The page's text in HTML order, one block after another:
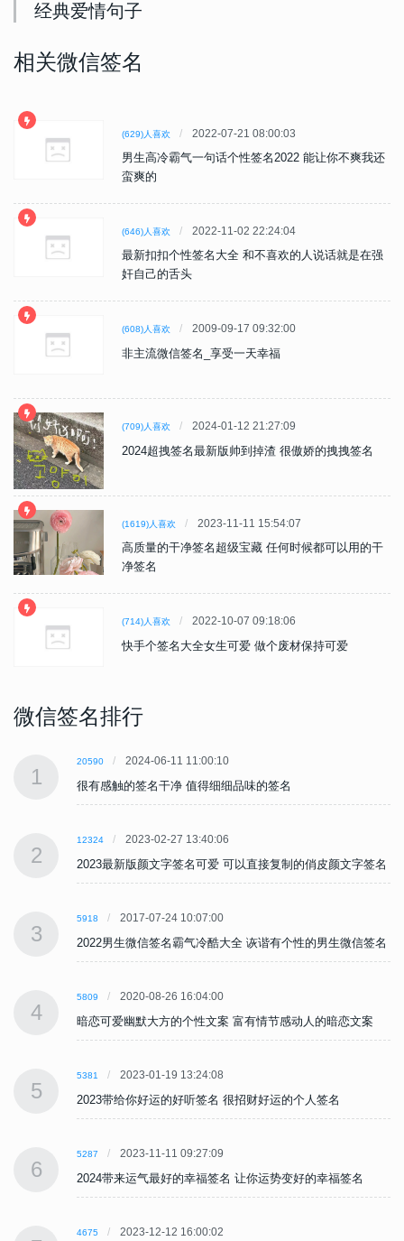
经典爱情句子
相关微信签名
(629)人喜欢 2022-07-21 08:00:03
男生高冷霸气一句话个性签名2022 能让你不爽我还
蛮爽的
(646)人喜欢 2022-11-02 22:24:04
最新扣扣个性签名大全 和不喜欢的人说话就是在强
奸自己的舌头
(608)人喜欢 2009-09-17 09:32:00
非主流微信签名_享受一天幸福
(709)人喜欢 2024-01-12 21:27:09
2024超拽签名最新版帅到掉渣 很傲娇的拽拽签名
(1619)人喜欢 2023-11-11 15:54:07
高质量的干净签名超级宝藏 任何时候都可以用的干
净签名
(714)人喜欢 2022-10-07 09:18:06
快手个签名大全女生可爱 做个废材保持可爱
微信签名排行
1
20590 2024-06-11 11:00:10
很有感触的签名干净 值得细细品味的签名
2
12324 2023-02-27 13:40:06
2023最新版颜文字签名可爱 可以直接复制的俏皮颜文字签名
3
5918 2017-07-24 10:07:00
2022男生微信签名霸气冷酷大全 诙谐有个性的男生微信签名
4
5809 2020-08-26 16:04:00
暗恋可爱幽默大方的个性文案 富有情节感动人的暗恋文案
5
5381 2023-01-19 13:24:08
2023带给你好运的好听签名 很招财好运的个人签名
6
5287 2023-11-11 09:27:09
2024带来运气最好的幸福签名 让你运势变好的幸福签名
4675 2023-12-12 16:00:02